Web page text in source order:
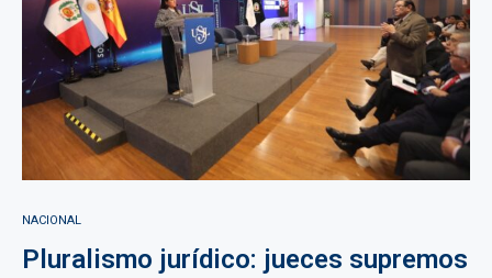
NACIONAL
Pluralismo jurídico: jueces supremos